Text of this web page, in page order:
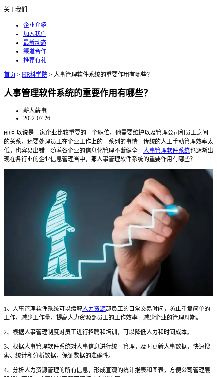
关于我们
企业介绍
加入我们
最新动态
渠道合作
推荐有礼
首页 > HR科学院 > 人事管理软件系统的重要作用有哪些？
人事管理软件系统的重要作用有哪些？
薪人薪事|
2022-07-26
HR可以说是一家企业比较重要的一个职位，他需要维护以及管理公司和员工之间
的关系，还要处理员工在企业工作上的一系列的事情，传统的人工手动管理效率太
低，也容易出错，随着各企业的信息化管理不断健全， 人事管理软件系统也逐渐出
现在各行业的企业信息管理当中，那人事管理软件系统的重要作用有哪些？
1、人事管理软件系统可以缓解人力资源部员工的日常交易时间，防止重复简单的
工作，减少工作量，提高人力资源部员工的工作效率，减少企业的管理周期。
2、 根据人事管理制度对员工进行招聘和培训，可以降低人力和时间成本。
3、 根据人事管理软件系统对人事信息进行统一管理，及时更新人事数据，快速搜
索、 统计和分析数据，保证数据的准确性。
4、 分析人力资源管理的所有信息，形成直观的统计报表和图表，方便公司管理层